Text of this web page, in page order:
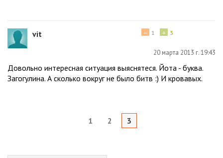
vit + 3
− 1
20 марта 2013 г. 19:43
Довольно интересная ситуация выяснятеся. Йота - буква.
Загогулина. А сколько вокруг не было битв :) И кровавых.
1 2 3